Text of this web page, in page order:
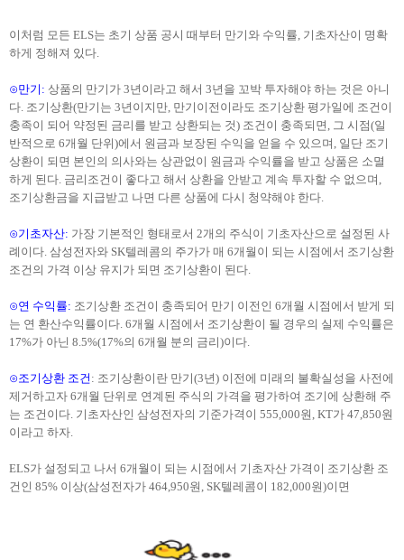
이처럼 모든 ELS는 초기 상품 공시 때부터 만기와 수익률, 기초자산이 명확
하게 정해져 있다.
⊙만기 : 상품의 만기가 3년이라고 해서 3년을 꼬박 투자해야 하는 것은 아니
다. 조기상환(만기는 3년이지만, 만기이전이라도 조기상환 평가일에 조건이
충족이 되어 약정된 금리를 받고 상환되는 것) 조건이 충족되면, 그 시점(일
반적으로 6개월 단위)에서 원금과 보장된 수익을 얻을 수 있으며, 일단 조기
상환이 되면 본인의 의사와는 상관없이 원금과 수익률을 받고 상품은 소멸
하게 된다. 금리조건이 좋다고 해서 상환을 안받고 계속 투자할 수 없으며,
조기상환금을 지급받고 나면 다른 상품에 다시 청약해야 한다.
⊙기초자산: 가장 기본적인 형태로서 2개의 주식이 기초자산으로 설정된 사
례이다. 삼성전자와 SK텔레콤의 주가가 매 6개월이 되는 시점에서 조기상환
조건의 가격 이상 유지가 되면 조기상환이 된다.
⊙연 수익률: 조기상환 조건이 충족되어 만기 이전인 6개월 시점에서 받게 되
는 연 환산수익률이다. 6개월 시점에서 조기상환이 될 경우의 실제 수익률은
17%가 아닌 8.5%(17%의 6개월 분의 금리)이다.
⊙조기상환 조건 : 조기상환이란 만기(3년) 이전에 미래의 불확실성을 사전에
제거하고자 6개월 단위로 연계된 주식의 가격을 평가하여 조기에 상환해 주
는 조건이다. 기초자산인 삼성전자의 기준가격이 555,000원, KT가 47,850원
이라고 하자.
ELS가 설정되고 나서 6개월이 되는 시점에서 기초자산 가격이 조기상환 조
건인 85% 이상(삼성전자가 464,950원, SK텔레콤이 182,000원)이면